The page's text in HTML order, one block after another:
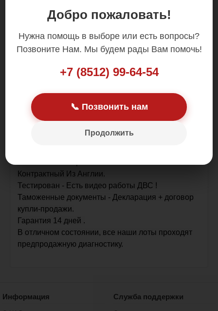
Добро пожаловать!
Нужна помощь в выборе или есть вопросы?
Позвоните Нам. Мы будем рады Вам помочь!
+7 (8512) 99-64-54
📞 Позвонить нам
Продолжить
Контрактный Из Англии.
Тестирован - Есть видео работы ДВС !
Таможенные документы - Декларация + договор
купли-продажи.
Гарантия 14 дней .
В отличном состоянии, все наши лоты проходят
предпродажную диагностику.
Информация Служба поддержки